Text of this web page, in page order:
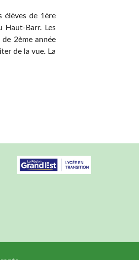
élèves de 1ère
Haut-Barr. Les
2ème année
de la vue. La